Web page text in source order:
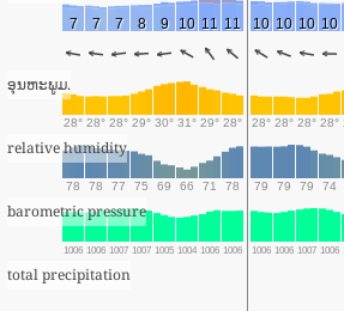
7 7 7 8 9 10 11 11 10 10 10 10
ອຸນຫະພູມ.
28° 28° 28° 29° 30° 31° 29° 28° 28° 28° 28° 28°
relative humidity
78 78 77 75 69 66 71 78 79 79 79 74
barometric pressure
1006 1006 1007 1007 1005 1004 1006 1006 1006 1006 1007 1006
total precipitation